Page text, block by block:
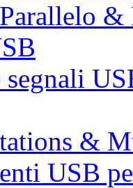
&
segnali
&
USB